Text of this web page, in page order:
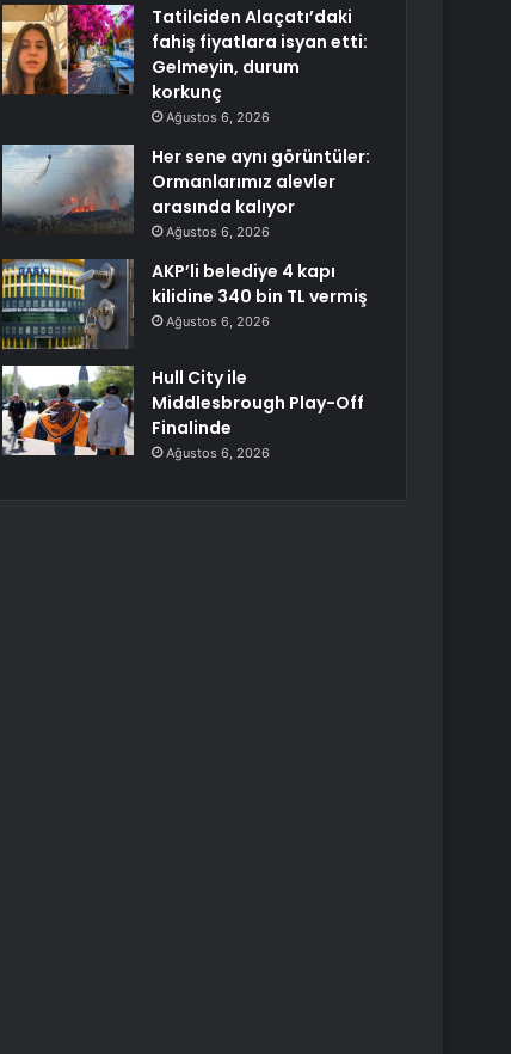
Tatilciden Alaçatı’daki
fahiş fiyatlara isyan etti:
Gelmeyin, durum
korkunç
Ağustos 6, 2026
Her sene aynı görüntüler:
Ormanlarımız alevler
arasında kalıyor
Ağustos 6, 2026
AKP’li belediye 4 kapı
kilidine 340 bin TL vermiş
Ağustos 6, 2026
Hull City ile
Middlesbrough Play-Off
Finalinde
Ağustos 6, 2026